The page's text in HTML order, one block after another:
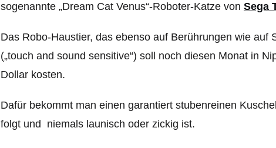
sogenannte „Dream Cat Venus“-Roboter-Katze von Sega
Das Robo-Haustier, das ebenso auf Berührungen wie auf
(„touch and sound sensitive“) soll noch diesen Monat in
Dollar kosten.
Dafür bekommt man einen garantiert stubenreinen
folgt und niemals launisch oder zickig ist.